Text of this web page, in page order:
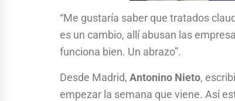
“Me gustaría saber que tratados
es un cambio, allí abusan las
funciona bien. Un abrazo”.
Desde Madrid, Antonino Nieto,
empezar la semana que viene. Así